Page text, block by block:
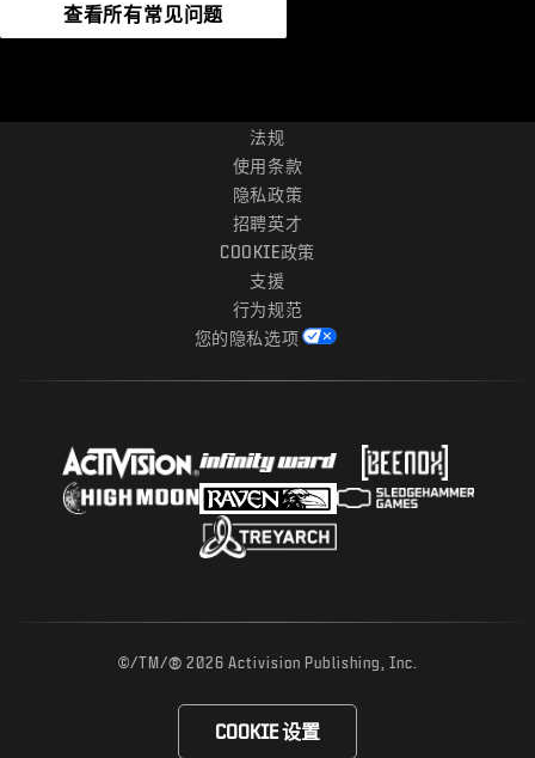
查看所有常见问题
法规
使用条款
隐私政策
招聘英才
COOKIE政策
支援
行为规范
您的隐私选项
©/TM/® 2026 Activision Publishing, Inc.
COOKIE 设置